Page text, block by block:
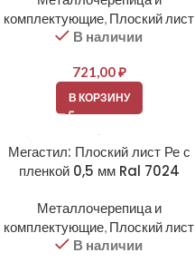
комплектующие, Плоский лист
В наличии
721,00₽
В КОРЗИНУ
Мегастил: Плоский лист Ре с
пленкой 0,5 мм Ral 7024
Металлочерепица и
комплектующие, Плоский лист
В наличии